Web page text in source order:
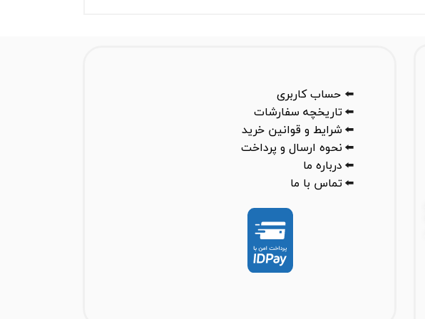
⬅️ حساب کاربری
⬅️تاریخچه سفارشات
⬅️شرایط و قوانین خرید
⬅️نحوه ارسال و پرداخت
⬅️درباره ما
⬅️تماس با ما